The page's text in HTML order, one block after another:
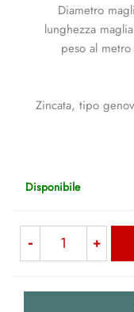
Diametro
lunghezza
peso al
Zincata, tipo
Disponibile